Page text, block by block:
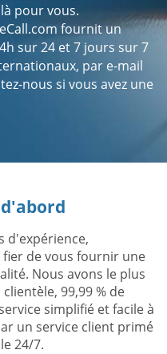
pour vous.
fournit un
sur 24 et 7 jours sur 7
par e-mail
nous si vous avez une
d'expérience,
fier de vous fournir une
Nous avons le plus
99,99 % de
simplifié et facile à
un service client primé
24/7.